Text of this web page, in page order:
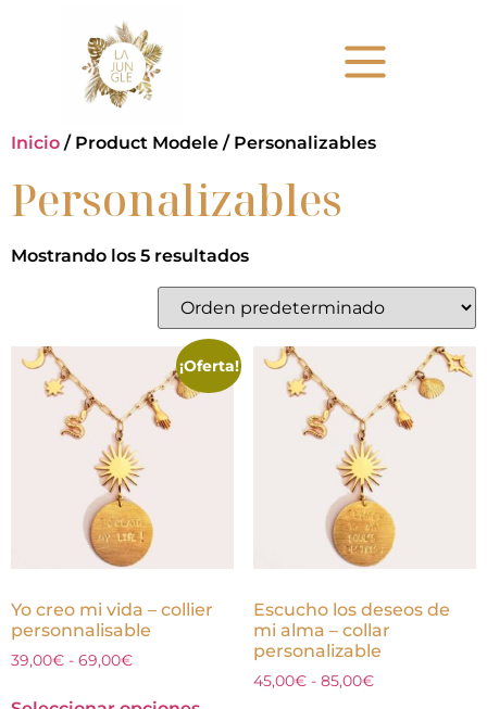
Inicio / Product Modele / Personalizables
Personalizables
Mostrando los 5 resultados
¡Oferta!
Yo creo mi vida – collier
personnalisable
39,00€ - 69,00€
Escucho los deseos de
mi alma – collar
personalizable
45,00€ - 85,00€